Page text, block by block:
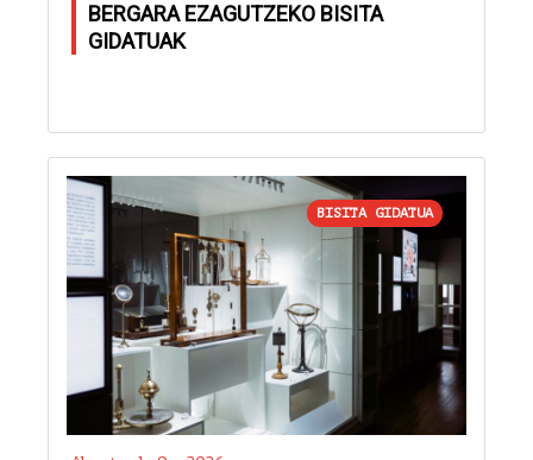
BERGARA EZAGUTZEKO BISITA
GIDATUAK
BISITA GIDATUA